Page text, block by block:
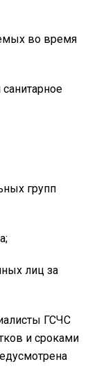
во время
групп
лиц за
ГСЧС
и сроками